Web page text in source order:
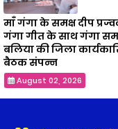
माँ गंगा के समक्ष दीप
गंगा गीत के साथ गंगा
बलिया की जिला
बैठक संपन्न
August 02, 2026